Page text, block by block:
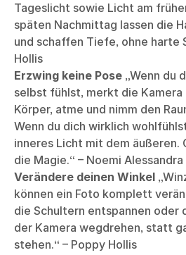
Tageslicht sowie Licht am
späten Nachmittag lassen die
und schaffen Tiefe, ohne harte
Hollis
Erzwing keine Pose „Wenn du
selbst fühlst, merkt die Kamera
Körper, atme und nimm den
Wenn du dich wirklich
inneres Licht mit dem äußeren.
die Magie.“ – Noemi Alessandra
Verändere deinen Winkel
können ein Foto komplett
die Schultern entspannen oder
der Kamera wegdrehen, statt
stehen.“ – Poppy Hollis